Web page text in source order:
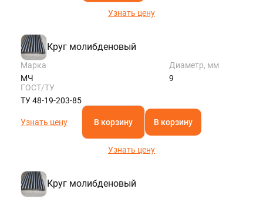
Узнать цену
Круг молибденовый
Марка
МЧ
Диаметр, мм
9
ГОСТ/ТУ
ТУ 48-19-203-85
Узнать цену В корзину В корзину
Узнать цену
Круг молибденовый